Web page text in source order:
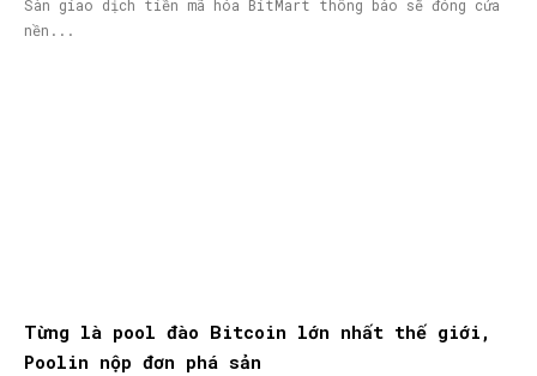
Sàn giao dịch tiền mã hóa BitMart thông báo sẽ đóng cửa
nền...
Từng là pool đào Bitcoin lớn nhất thế giới,
Poolin nộp đơn phá sản